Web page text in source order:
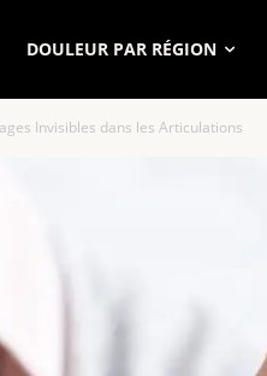
DOULEUR PAR RÉGION
Invisibles dans les Articulations